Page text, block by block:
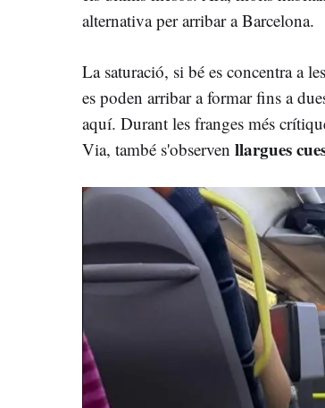
alternativa per arribar a Barcelona.
La saturació, si bé es concentra a
es poden arribar a formar fins a
aquí. Durant les franges més
Via, també s'observen llargues